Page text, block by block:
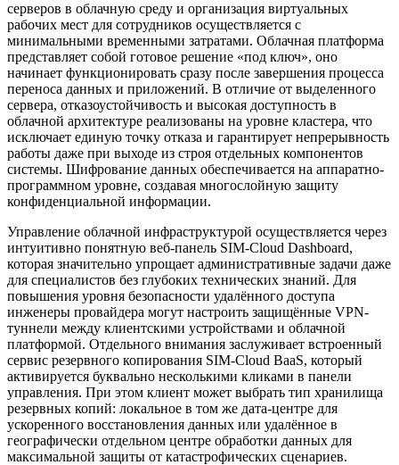
серверов в облачную среду и организация виртуальных
рабочих мест для сотрудников осуществляется с
минимальными временными затратами. Облачная платформа
представляет собой готовое решение «под ключ», оно
начинает функционировать сразу после завершения процесса
переноса данных и приложений. В отличие от выделенного
сервера, отказоустойчивость и высокая доступность в
облачной архитектуре реализованы на уровне кластера, что
исключает единую точку отказа и гарантирует непрерывность
работы даже при выходе из строя отдельных компонентов
системы. Шифрование данных обеспечивается на аппаратно-
программном уровне, создавая многослойную защиту
конфиденциальной информации.
Управление облачной инфраструктурой осуществляется через
интуитивно понятную веб-панель SIM-Cloud Dashboard,
которая значительно упрощает административные задачи даже
для специалистов без глубоких технических знаний. Для
повышения уровня безопасности удалённого доступа
инженеры провайдера могут настроить защищённые VPN-
туннели между клиентскими устройствами и облачной
платформой. Отдельного внимания заслуживает встроенный
сервис резервного копирования SIM-Cloud BaaS, который
активируется буквально несколькими кликами в панели
управления. При этом клиент может выбрать тип хранилища
резервных копий: локальное в том же дата-центре для
ускоренного восстановления данных или удалённое в
географически отдельном центре обработки данных для
максимальной защиты от катастрофических сценариев.